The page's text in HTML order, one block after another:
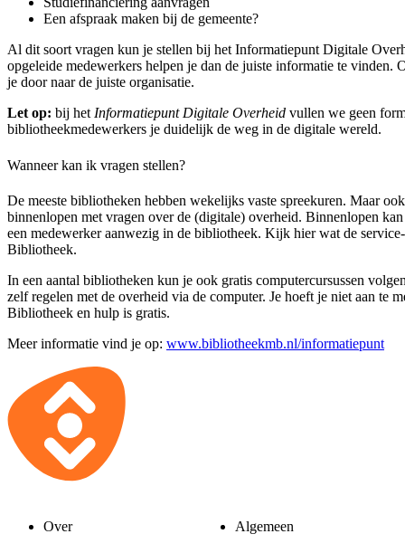
Een afspraak maken bij de gemeente?
Al dit soort vragen kun je stellen bij het Informatiepunt Digitale
opgeleide medewerkers helpen je dan de juiste informatie te vinden.
je door naar de juiste organisatie.
Let op: bij het Informatiepunt Digitale Overheid vullen we geen
bibliotheekmedewerkers je duidelijk de weg in de digitale wereld.
Wanneer kan ik vragen stellen?
De meeste bibliotheken hebben wekelijks vaste spreekuren. Maar
binnenlopen met vragen over de (digitale) overheid. Binnenlopen
een medewerker aanwezig in de bibliotheek. Kijk hier wat de
Bibliotheek.
In een aantal bibliotheken kun je ook gratis computercursussen
zelf regelen met de overheid via de computer. Je hoeft je niet aan te
Bibliotheek en hulp is gratis.
Meer informatie vind je op: www.bibliotheekmb.nl/informatiepunt
Over Algemeen